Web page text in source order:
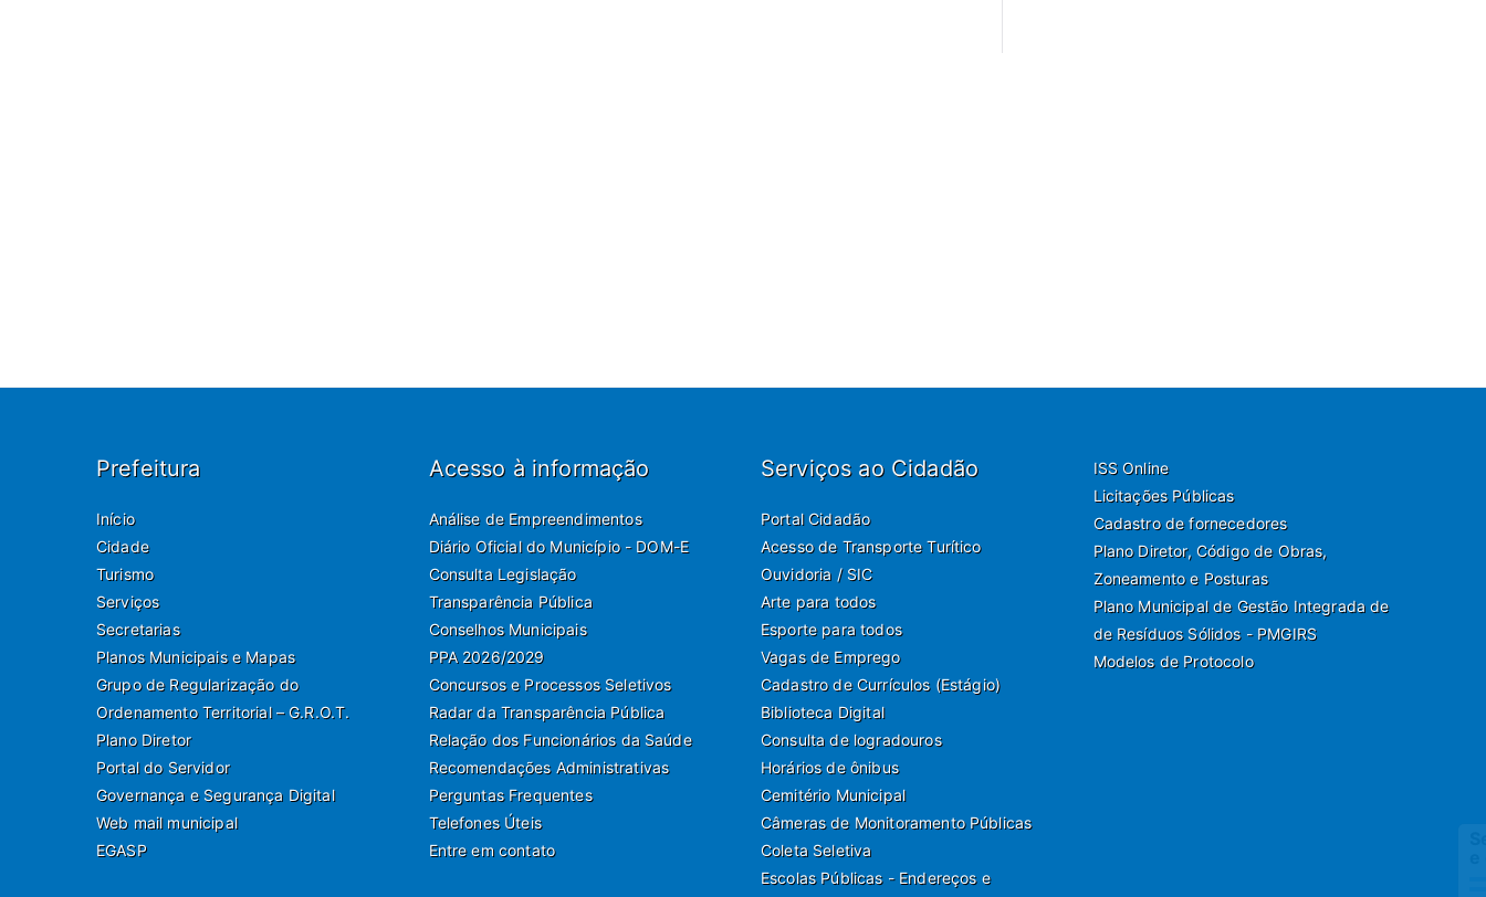
Prefeitura
Início
Cidade
Turismo
Serviços
Secretarias
Planos Municipais e Mapas
Grupo de Regularização do
Ordenamento Territorial – G.R.O.T.
Plano Diretor
Portal do Servidor
Governança e Segurança Digital
Web mail municipal
EGASP
Acesso à informação
Análise de Empreendimentos
Diário Oficial do Município - DOM-E
Consulta Legislação
Transparência Pública
Conselhos Municipais
PPA 2026/2029
Concursos e Processos Seletivos
Radar da Transparência Pública
Relação dos Funcionários da Saúde
Recomendações Administrativas
Perguntas Frequentes
Telefones Úteis
Entre em contato
Serviços ao Cidadão
Portal Cidadão
Acesso de Transporte Turítico
Ouvidoria / SIC
Arte para todos
Esporte para todos
Vagas de Emprego
Cadastro de Currículos (Estágio)
Biblioteca Digital
Consulta de logradouros
Horários de ônibus
Cemitério Municipal
Câmeras de Monitoramento Públicas
Coleta Seletiva
Escolas Públicas - Endereços e
ISS Online
Licitações Públicas
Cadastro de fornecedores
Plano Diretor, Código de Obras,
Zoneamento e Posturas
Plano Municipal de Gestão Integrada de
de Resíduos Sólidos - PMGIRS
Modelos de Protocolo